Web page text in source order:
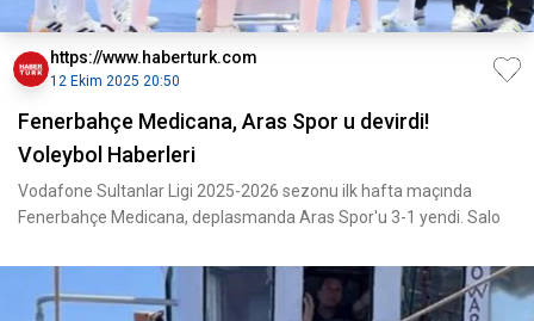
https://www.haberturk.com
12 Ekim 2025 20:50
Fenerbahçe Medicana, Aras Spor u devirdi!
Voleybol Haberleri
Vodafone Sultanlar Ligi 2025-2026 sezonu ilk hafta maçında
Fenerbahçe Medicana, deplasmanda Aras Spor'u 3-1 yendi. Salo